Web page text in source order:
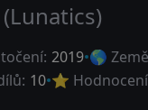
(Lunatics)
2019 🌎
10 ⭐